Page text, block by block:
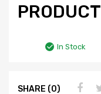
In Stock
SHARE (0)